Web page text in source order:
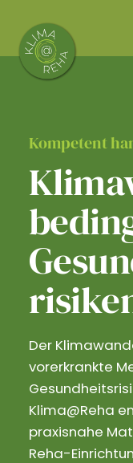
content
Kompetent
Der
vorerkrankte
Klima@Reha
praxisnahe
Reha-